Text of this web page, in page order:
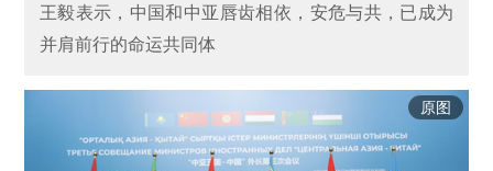
王毅表示，中国和中亚唇齿相依，安危与共，已成为
并肩前行的命运共同体
原图